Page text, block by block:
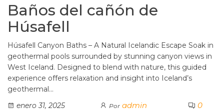
Baños del cañón de
Húsafell
Húsafell Canyon Baths – A Natural Icelandic Escape Soak in
geothermal pools surrounded by stunning canyon views in
West Iceland. Designed to blend with nature, this guided
experience offers relaxation and insight into Iceland’s
geothermal…
enero 31, 2025
Por admin 0